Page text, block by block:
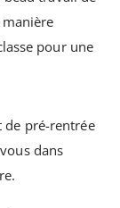
pour une
de pré-rentrée
dans